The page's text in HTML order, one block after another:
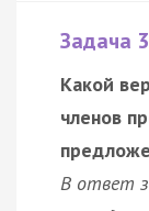
Задача
Какой
членов
В ответ